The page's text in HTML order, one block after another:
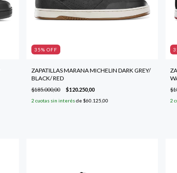
35% OFF
ZAPATILLAS MARANA MICHELIN DARK GREY/
BLACK/ RED
$185.000,00 $120.250,00
2 cuotas sin interésde $60.125,00 2